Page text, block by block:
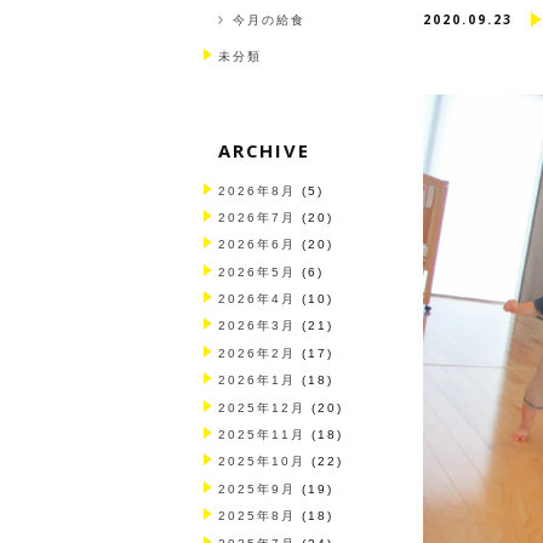
2020.09.23
今月の給食
未分類
ARCHIVE
2026年8月 (5)
2026年7月 (20)
2026年6月 (20)
2026年5月 (6)
2026年4月 (10)
2026年3月 (21)
2026年2月 (17)
2026年1月 (18)
2025年12月 (20)
2025年11月 (18)
2025年10月 (22)
2025年9月 (19)
2025年8月 (18)